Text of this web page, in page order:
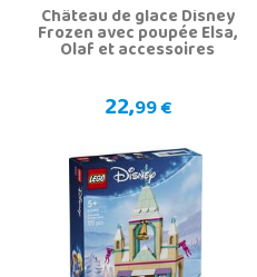
Château de glace Disney
Frozen avec poupée Elsa,
Olaf et accessoires
22,99 €